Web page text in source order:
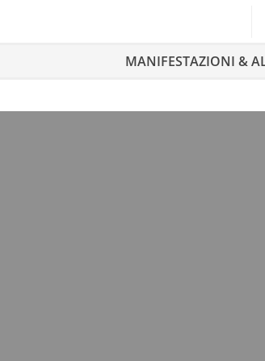
MANIFESTAZIONI &